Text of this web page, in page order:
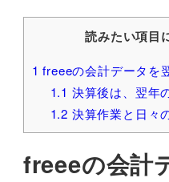
読みたい項目
1 freeeの会計データを
1.1 決算後は、翌年
1.2 決算作業と日々
freeeの会計